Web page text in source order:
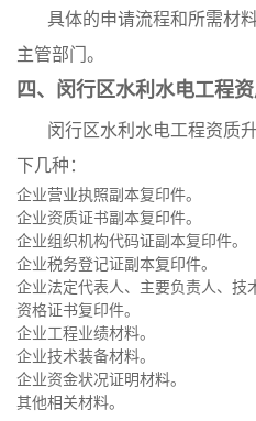
具体的申请流程和所需材
主管部门。
四、闵行区水利水电工程
闵行区水利水电工程资质
下几种：
企业营业执照副本复印件。
企业资质证书副本复印件。
企业组织机构代码证副本复印件。
企业税务登记证副本复印件。
企业法定代表人、主要负责人、技
资格证书复印件。
企业工程业绩材料。
企业技术装备材料。
企业资金状况证明材料。
其他相关材料。